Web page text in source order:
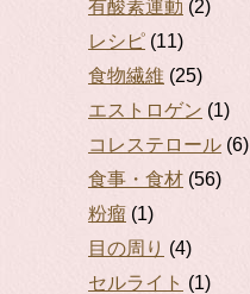
有酸素運動 (2)
レシピ (11)
食物繊維 (25)
エストロゲン (1)
コレステロール (6)
食事・食材 (56)
粉瘤 (1)
目の周り (4)
セルライト (1)